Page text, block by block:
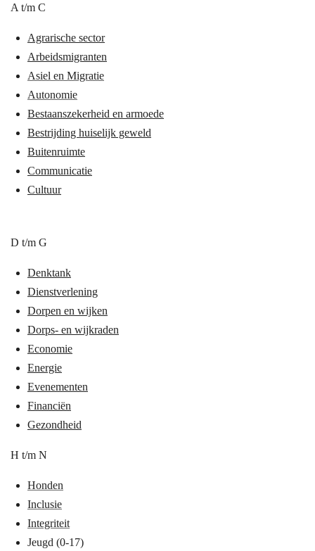
A t/m C
Agrarische sector
Arbeidsmigranten
Asiel en Migratie
Autonomie
Bestaanszekerheid en armoede
Bestrijding huiselijk geweld
Buitenruimte
Communicatie
Cultuur
D t/m G
Denktank
Dienstverlening
Dorpen en wijken
Dorps- en wijkraden
Economie
Energie
Evenementen
Financiën
Gezondheid
H t/m N
Honden
Inclusie
Integriteit
Jeugd (0-17)